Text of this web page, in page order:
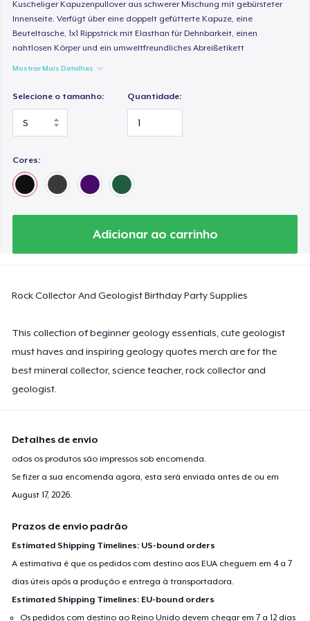
Kuscheliger Kapuzenpullover aus schwerer Mischung mit gebürsteter
Innenseite. Verfügt über eine doppelt gefütterte Kapuze, eine
Beuteltasche, 1x1 Rippstrick mit Elasthan für Dehnbarkeit, einen
nahtlosen Körper und ein umweltfreundliches Abreißetikett
Mostrar Mais Detalhes
Selecione o tamanho: Quantidade:
Cores:
Adicionar ao carrinho
Rock Collector And Geologist Birthday Party Supplies
This collection of beginner geology essentials, cute geologist
must haves and inspiring geology quotes merch are for the
best mineral collector, science teacher, rock collector and
geologist.
Detalhes de envio
odos os produtos são impressos sob encomenda.
Se fizer a sua encomenda agora, esta será enviada antes de ou em
August 17, 2026.
Prazos de envio padrão
Estimated Shipping Timelines: US-bound orders
A estimativa é que os pedidos com destino aos EUA cheguem em 4 a 7
dias úteis após a produção e entrega à transportadora.
Estimated Shipping Timelines: EU-bound orders
Os pedidos com destino ao Reino Unido devem chegar em 7 a 12 dias
Comfort Colors 1717 | Classic Heavyweight T-Shirt
US$ 24,99
US$ 30,99